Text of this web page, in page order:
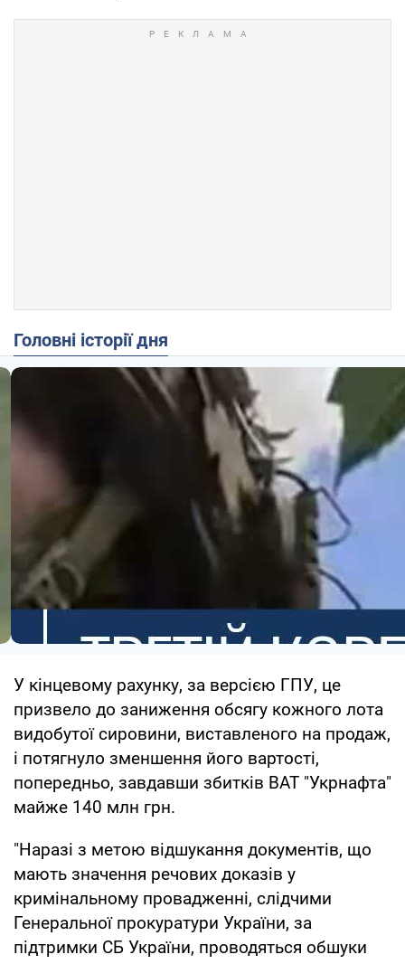
Головні історії дня
У кінцевому рахунку, за версією ГПУ, це
призвело до заниження обсягу кожного лота
видобутої сировини, виставленого на продаж,
і потягнуло зменшення його вартості,
попередньо, завдавши збитків ВАТ "Укрнафта"
майже 140 млн грн.
"Наразі з метою відшукання документів, що
мають значення речових доказів у
кримінальному провадженні, слідчими
Генеральної прокуратури України, за
підтримки СБ України, проводяться обшуки